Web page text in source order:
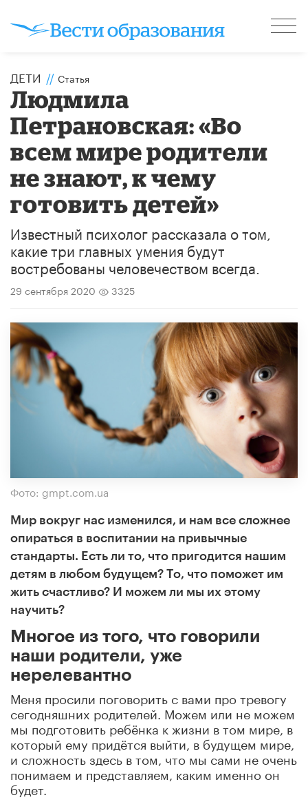
ДЕТИ // Статья
Людмила
Петрановская: «Во
всем мире родители
не знают, к чему
готовить детей»
Известный психолог рассказала о том,
какие три главных умения будут
востребованы человечеством всегда.
29 сентября 2020 3325
Фото: gmpt.com.ua
Мир вокруг нас изменился, и нам все сложнее
опираться в воспитании на привычные
стандарты. Есть ли то, что пригодится нашим
детям в любом будущем? То, что поможет им
жить счастливо? И можем ли мы их этому
научить?
Многое из того, что говорили
наши родители, уже
нерелевантно
Меня просили поговорить с вами про тревогу
сегодняшних родителей. Можем или не можем
мы подготовить ребёнка к жизни в том мире, в
который ему придётся выйти, в будущем мире,
и сложность здесь в том, что мы сами не очень
понимаем и представляем, каким именно он
будет.